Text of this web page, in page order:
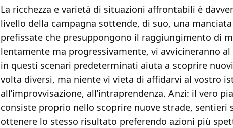
La ricchezza e varietà di situazioni affrontabili è
livello della campagna sottende, di suo, una
prefissate che presuppongono il raggiungimento di
lentamente ma progressivamente, vi avvicineranno
in questi scenari predeterminati aiuta a scoprire
volta diversi, ma niente vi vieta di affidarvi al vostro
all’improvvisazione, all’intraprendenza. Anzi: il vero
consiste proprio nello scoprire nuove strade, sentieri
ottenere lo stesso risultato preferendo azioni più